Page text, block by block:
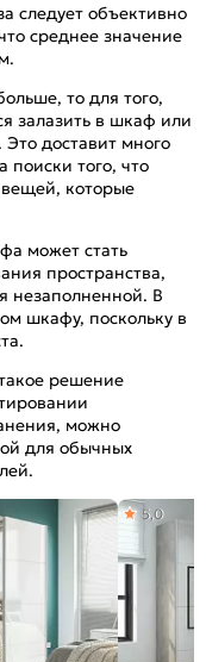
следует объективно
среднее значение
то для того,
залазить в шкаф или
доставит много
поиски того, что
которые
может стать
пространства,
незаполненной. В
шкафу, поскольку в
решение
можно
для обычных
5,0